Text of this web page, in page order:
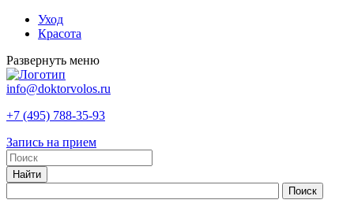
Уход
Красота
Развернуть меню
info@doktorvolos.ru
+7 (495) 788-35-93
Запись на прием